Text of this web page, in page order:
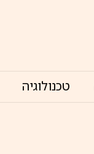
טכנולוגיה